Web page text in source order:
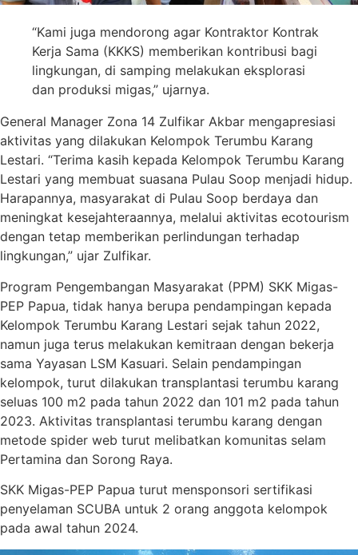
“Kami juga mendorong agar Kontraktor Kontrak
Kerja Sama (KKKS) memberikan kontribusi bagi
lingkungan, di samping melakukan eksplorasi
dan produksi migas,” ujarnya.
General Manager Zona 14 Zulfikar Akbar mengapresiasi
aktivitas yang dilakukan Kelompok Terumbu Karang
Lestari. “Terima kasih kepada Kelompok Terumbu Karang
Lestari yang membuat suasana Pulau Soop menjadi hidup.
Harapannya, masyarakat di Pulau Soop berdaya dan
meningkat kesejahteraannya, melalui aktivitas ecotourism
dengan tetap memberikan perlindungan terhadap
lingkungan,” ujar Zulfikar.
Program Pengembangan Masyarakat (PPM) SKK Migas-
PEP Papua, tidak hanya berupa pendampingan kepada
Kelompok Terumbu Karang Lestari sejak tahun 2022,
namun juga terus melakukan kemitraan dengan bekerja
sama Yayasan LSM Kasuari. Selain pendampingan
kelompok, turut dilakukan transplantasi terumbu karang
seluas 100 m2 pada tahun 2022 dan 101 m2 pada tahun
2023. Aktivitas transplantasi terumbu karang dengan
metode spider web turut melibatkan komunitas selam
Pertamina dan Sorong Raya.
SKK Migas-PEP Papua turut mensponsori sertifikasi
penyelaman SCUBA untuk 2 orang anggota kelompok
pada awal tahun 2024.